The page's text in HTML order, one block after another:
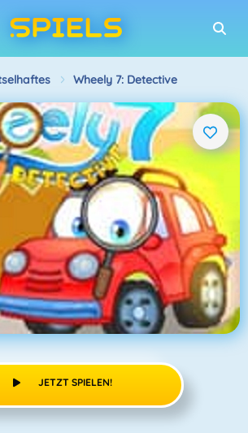
Wheely 7: Detective
JETZT SPIELEN!